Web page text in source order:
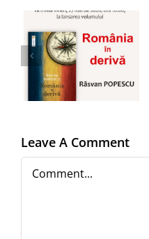
BOOKFEST
Timișoara,
19-22
martie
Regional
de Afaceri
Leave A Comment